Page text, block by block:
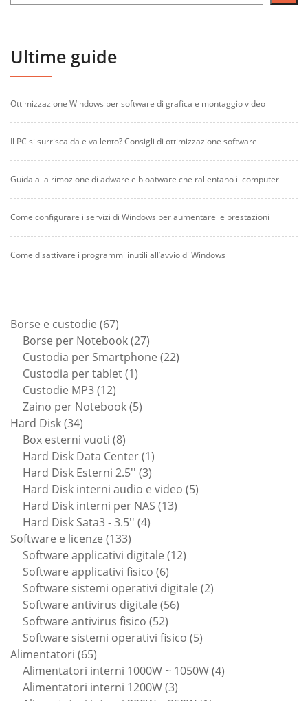
Ultime guide
Ottimizzazione Windows per software di grafica e montaggio video
Il PC si surriscalda e va lento? Consigli di ottimizzazione software
Guida alla rimozione di adware e bloatware che rallentano il computer
Come configurare i servizi di Windows per aumentare le prestazioni
Come disattivare i programmi inutili all’avvio di Windows
Borse e custodie 6767
prodotti
Borse per Notebook 2727
prodotti
Custodia per Smartphone 2222
Custodia per tablet 11
Custodie MP3 1212
prodotti
Zaino per Notebook 55
Hard Disk 3434
prodotti
Box esterni vuoti 88
prodotti
Hard Disk Data Center 11
prodotto
Hard Disk Esterni 2.5'' 33
prodotti
Hard Disk interni audio e video 55
Hard Disk interni per NAS 1313
Hard Disk Sata3 - 3.5'' 44
Software e licenze 133133
prodotti
Software applicativi digitale 1212
Software applicativi fisico 66
prodotti
Software sistemi operativi digitale 22
Software antivirus digitale 5656
Software antivirus fisico 5252
prodotti
Software sistemi operativi fisico 55
Alimentatori 6565
prodotti
Alimentatori interni 1000W ~ 1050W 44
Alimentatori interni 1200W 33